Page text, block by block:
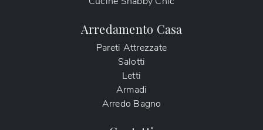
Arredamento Casa
Pareti Attrezzate
Salotti
Letti
Armadi
Arredo Bagno